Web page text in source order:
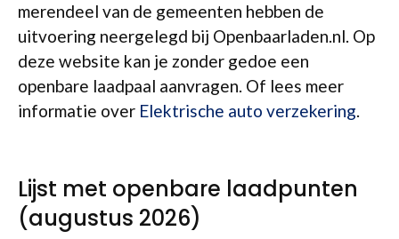
merendeel van de gemeenten hebben de
uitvoering neergelegd bij Openbaarladen.nl. Op
deze website kan je zonder gedoe een
openbare laadpaal aanvragen. Of lees meer
informatie over Elektrische auto verzekering.
Lijst met openbare laadpunten
(augustus 2026)